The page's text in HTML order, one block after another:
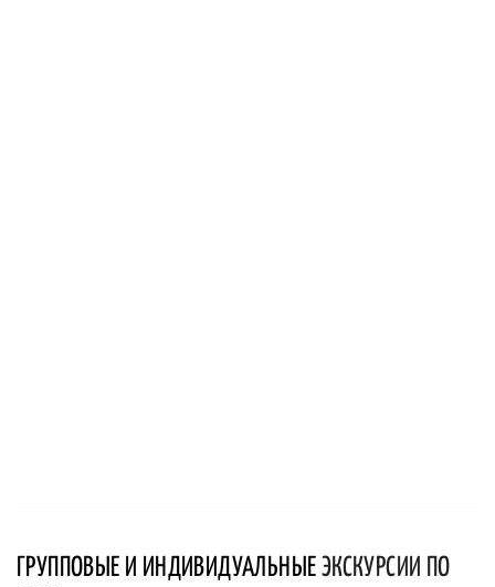
ГРУППОВЫЕ И ИНДИВИДУАЛЬНЫЕ ЭКСКУРСИИ ПО